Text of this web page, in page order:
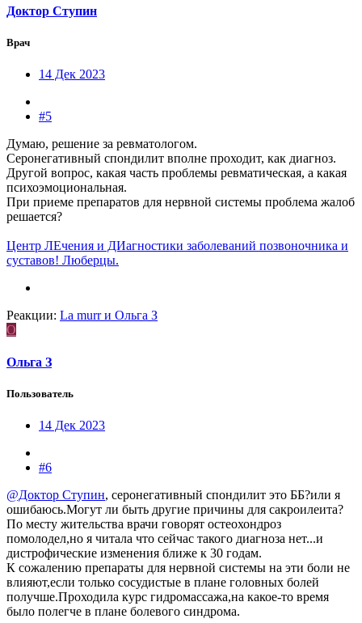
Доктор Ступин
Врач
14 Дек 2023
#5
Думаю, решение за ревматологом.
Серонегативный спондилит вполне проходит, как диагноз.
Другой вопрос, какая часть проблемы ревматическая, а какая
психоэмоциональная.
При приеме препаратов для нервной системы проблема жалоб
решается?
Центр ЛЕчения и ДИагностики заболеваний позвоночника и
суставов! Люберцы.
Реакции: La murrи Ольга З
О
Ольга З
Пользователь
14 Дек 2023
#6
@Доктор Ступин, серонегативный спондилит это ББ?или я
ошибаюсь.Могут ли быть другие причины для сакроилеита?
По месту жительства врачи говорят остеохондроз
помолодел,но я читала что сейчас такого диагноза нет...и
дистрофические изменения ближе к 30 годам.
К сожалению препараты для нервной системы на эти боли не
влияют,если только сосудистые в плане головных болей
получше.Проходила курс гидромассажа,на какое-то время
было полегче в плане болевого синдрома.